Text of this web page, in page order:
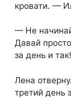
кровати. —
— Не
Давай
за день и
Лена
третий день